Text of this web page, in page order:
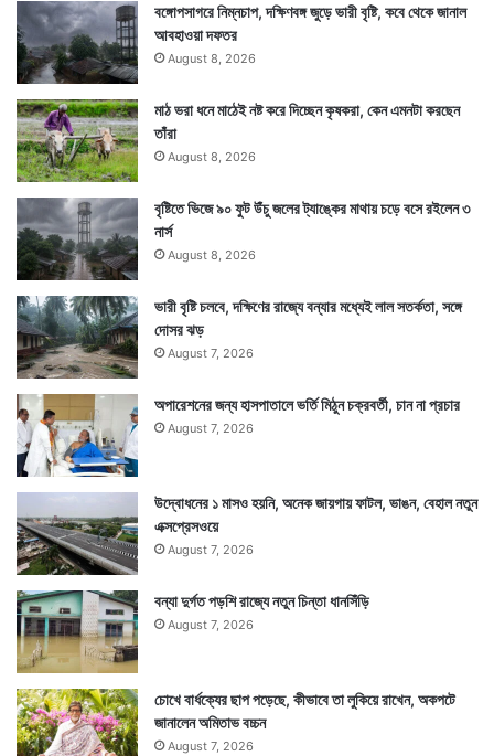
বঙ্গোপসাগরে নিম্নচাপ, দক্ষিণবঙ্গ জুড়ে ভারী বৃষ্টি, কবে থেকে জানাল
আবহাওয়া দফতর
August 8, 2026
মাঠ ভরা ধনে মাঠেই নষ্ট করে দিচ্ছেন কৃষকরা, কেন এমনটা করছেন
তাঁরা
August 8, 2026
বৃষ্টিতে ভিজে ৯০ ফুট উঁচু জলের ট্যাঙ্কের মাথায় চড়ে বসে রইলেন ৩
নার্স
August 8, 2026
ভারী বৃষ্টি চলবে, দক্ষিণের রাজ্যে বন্যার মধ্যেই লাল সতর্কতা, সঙ্গে
দোসর ঝড়
August 7, 2026
অপারেশনের জন্য হাসপাতালে ভর্তি মিঠুন চক্রবর্তী, চান না প্রচার
August 7, 2026
উদ্বোধনের ১ মাসও হয়নি, অনেক জায়গায় ফাটল, ভাঙন, বেহাল নতুন
এক্সপ্রেসওয়ে
August 7, 2026
বন্যা দুর্গত পড়শি রাজ্যে নতুন চিন্তা ধানসিঁড়ি
August 7, 2026
চোখে বার্ধক্যের ছাপ পড়েছে, কীভাবে তা লুকিয়ে রাখেন, অকপটে
জানালেন অমিতাভ বচ্চন
August 7, 2026